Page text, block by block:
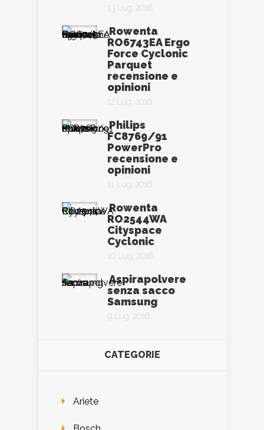
13 Lug, 2016
Rowenta
RO6743EA Ergo
Force Cyclonic
Parquet
recensione e
opinioni
12 Lug, 2016
Philips
FC8769/91
PowerPro
recensione e
opinioni
11 Lug, 2016
Rowenta
RO2544WA
Cityspace
Cyclonic
10 Lug, 2016
Aspirapolvere
senza sacco
Samsung
9 Lug, 2016
CATEGORIE
Ariete